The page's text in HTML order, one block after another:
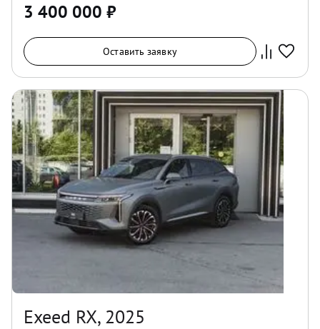
3 400 000 ₽
Оставить заявку
Exeed RX, 2025